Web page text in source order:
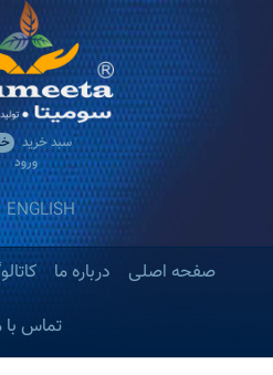
سبد خرید
ورود
ENGLISH
صفحه اصلی درباره ما
تماس با